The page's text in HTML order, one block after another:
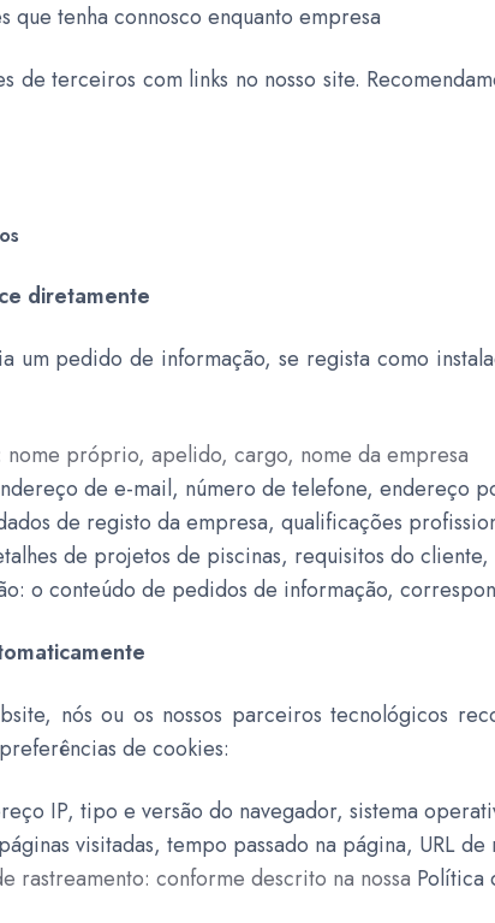
que tenha connosco enquanto empresa
de terceiros com links no nosso site.
diretamente
um pedido de informação, se regista como
nome próprio, apelido, cargo, nome da empresa
de e-mail, número de telefone, endereço
de registo da empresa, qualificações
de projetos de piscinas, requisitos do
o conteúdo de pedidos de informação,
nós ou os nossos parceiros tecnológicos
de cookies:
IP, tipo e versão do navegador, sistema
visitadas, tempo passado na página, URL
rastreamento: conforme descrito na nossa Política